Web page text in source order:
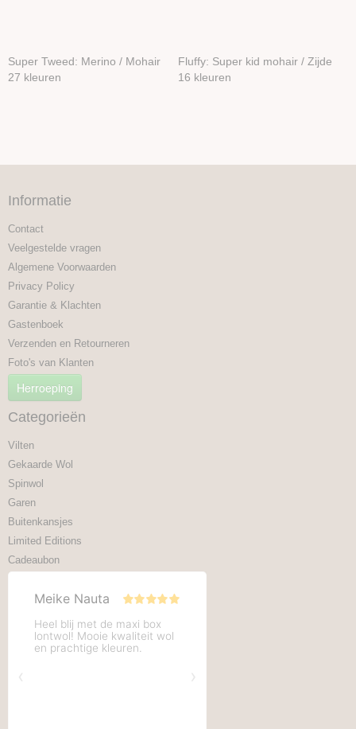
Super Tweed: Merino / Mohair
27 kleuren
Fluffy: Super kid mohair / Zijde
16 kleuren
Informatie
Contact
Veelgestelde vragen
Algemene Voorwaarden
Privacy Policy
Garantie & Klachten
Gastenboek
Verzenden en Retourneren
Foto's van Klanten
Herroeping
Categorieën
Vilten
Gekaarde Wol
Spinwol
Garen
Buitenkansjes
Limited Editions
Cadeaubon